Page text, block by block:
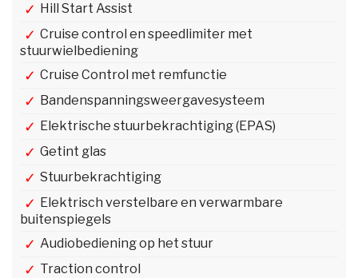
Hill Start Assist
Cruise control en speedlimiter met
stuurwielbediening
Cruise Control met remfunctie
Bandenspanningsweergavesysteem
Elektrische stuurbekrachtiging (EPAS)
Getint glas
Stuurbekrachtiging
Elektrisch verstelbare en verwarmbare
buitenspiegels
Audiobediening op het stuur
Traction control